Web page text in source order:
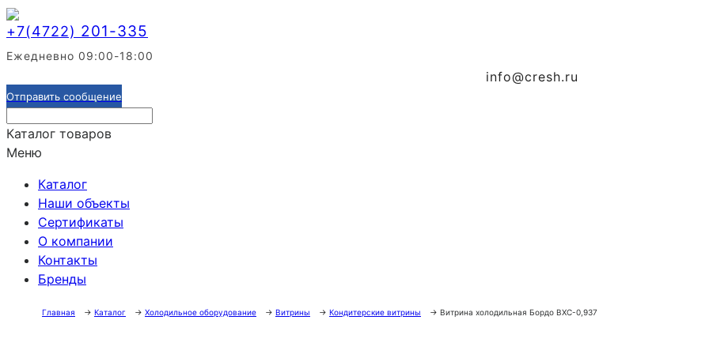
+7(4722) 201-335
Ежедневно 09:00-18:00
info@cresh.ru
Отправить сообщение
Каталог товаров
Меню
Каталог
Наши объекты
Сертификаты
О компании
Контакты
Бренды
Главная → Каталог → Холодильное оборудование → Витрины → Кондитерские витрины → Витрина холодильная Бордо ВХС-0,937